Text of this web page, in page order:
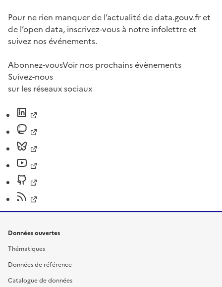
Pour ne rien manquer de l’actualité de data.gouv.fr et
de l’open data, inscrivez-vous à notre infolettre et
suivez nos événements.
Abonnez-vousVoir nos prochains évènements
Suivez-nous
sur les réseaux sociaux
Données ouvertes
Thématiques
Données de référence
Catalogue de données